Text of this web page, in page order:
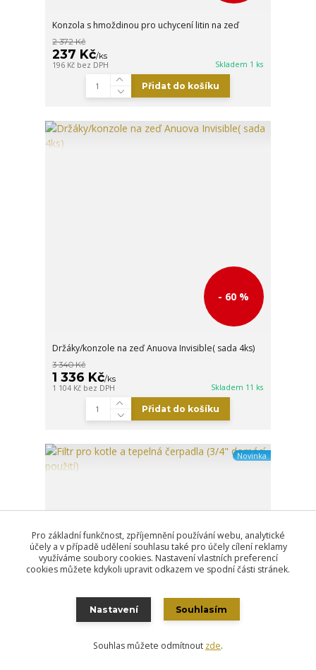
Konzola s hmoždinou pro uchycení litin na zeď
2 372 Kč
237 Kč/ks
196 Kč bez DPH Skladem 1 ks
Přidat do košíku
- 60 %
Držáky/konzole na zeď Anuova Invisible( sada 4ks)
3 340 Kč
1 336 Kč/ks
1 104 Kč bez DPH Skladem 11 ks
Přidat do košíku
Novinka
- 20 %
Pro základní funkčnost, zpříjemnění používání webu, analytické
účely a v případě udělení souhlasu také pro účely cílení reklamy
využíváme soubory cookies. Nastavení vlastních preferencí
cookies můžete kdykoli upravit odkazem ve spodní části stránek.
Nastavení Souhlasím
Souhlas můžete odmítnout zde.